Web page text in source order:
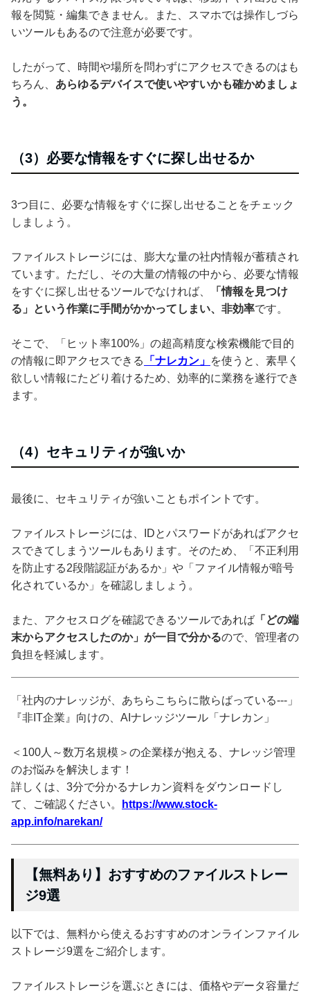
報を閲覧・編集できません。また、スマホでは操作しづら
いツールもあるので注意が必要です。
したがって、時間や場所を問わずにアクセスできるのはも
ちろん、 あらゆるデバイスで使いやすいかも確かめましょ
う。
（3）必要な情報をすぐに探し出せるか
3つ目に、必要な情報をすぐに探し出せることをチェック
しましょう。
ファイルストレージには、膨大な量の社内情報が蓄積され
ています。ただし、その大量の情報の中から、必要な情報
をすぐに探し出せるツールでなければ、
「情報を見つけ
る」という作業に手間がかかってしまい、非効率です。
そこで、「ヒット率100%」の超高精度な検索機能で目的
の情報に即アクセスできる
「ナレカン」 を使うと、素早く
欲しい情報にたどり着けるため、効率的に業務を遂行でき
ます。
（4）セキュリティが強いか
最後に、セキュリティが強いこともポイントです。
ファイルストレージには、IDとパスワードがあればアクセ
スできてしまうツールもあります。そのため、「不正利用
を防止する2段階認証があるか」や「ファイル情報が暗号
化されているか」を確認しましょう。
また、アクセスログを確認できるツールであれば 「どの端
末からアクセスしたのか」が一目で分かるので、管理者の
負担を軽減します。
「社内のナレッジが、あちらこちらに散らばっている---」
『非IT企業』向けの、AIナレッジツール「ナレカン」
＜100人～数万名規模＞の企業様が抱える、ナレッジ管理
のお悩みを解決します！
詳しくは、3分で分かるナレカン資料をダウンロードし
て、ご確認ください。
https://www.stock-
app.info/narekan/
【無料あり】おすすめのファイルストレー
ジ9選
以下では、無料から使えるおすすめのオンラインファイル
ストレージ9選をご紹介します。
ファイルストレージを選ぶときには、価格やデータ容量だ